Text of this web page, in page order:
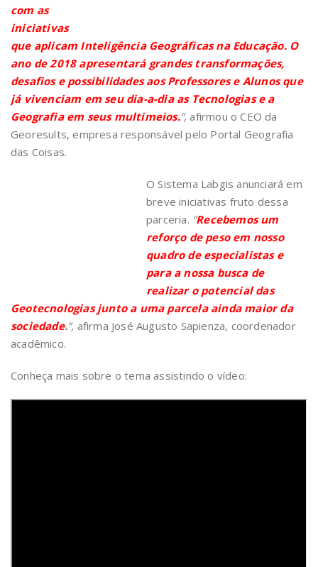
com as
iniciativas
que aplicam Inteligência Geográficas na Educação. O
ano de 2018 apresentará grandes transformações,
desafios e possibilidades aos Professores e Alunos que
já vivenciam em seu dia-a-dia as Tecnologias e a
Geografia em seus multimeios.“, afirmou o CEO da
Georesults, empresa responsável pelo Portal Geografia
das Coisas.
O Sistema Labgis anunciará em
breve iniciativas fruto dessa
parceria. “Recebemos um
reforço de peso em nosso
quadro de especialistas e
para a nossa busca de
realizar o potencial das
Geotecnologias junto a uma parcela ainda maior da
sociedade.“, afirma José Augusto Sapienza, coordenador
acadêmico.
Conheça mais sobre o tema assistindo o vídeo: